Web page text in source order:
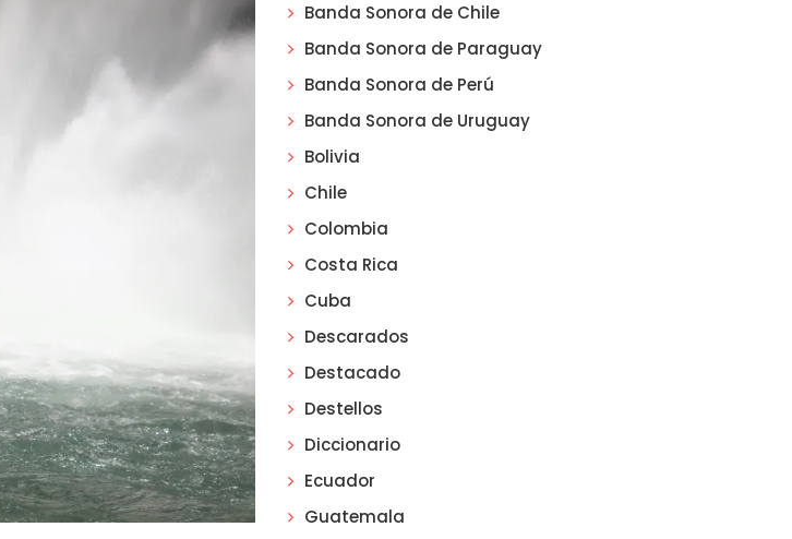
Banda Sonora de Chile
Banda Sonora de Paraguay
Banda Sonora de Perú
Banda Sonora de Uruguay
Bolivia
Chile
Colombia
Costa Rica
Cuba
Descarados
Destacado
Destellos
Diccionario
Ecuador
Guatemala